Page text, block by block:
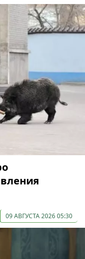
09 АВГУСТА 2026 05:30